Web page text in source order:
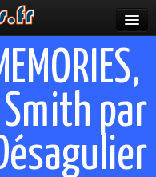
Smith par